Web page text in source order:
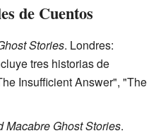
de Cuentos
Stories. Londres:
tres historias de
Insufficient Answer", "The
Macabre Ghost Stories.